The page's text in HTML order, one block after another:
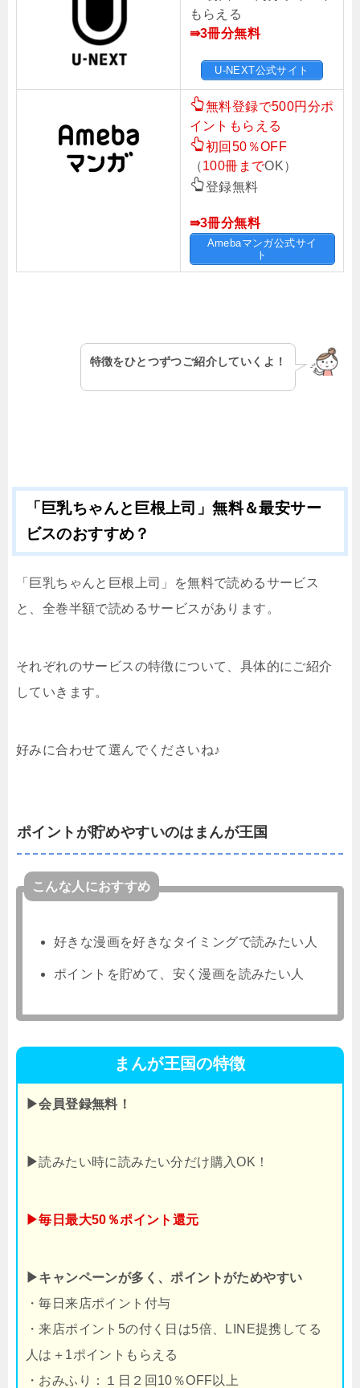
もらえる
⇛3冊分無料
U-NEXT公式サイト
無料登録で500円分ポ
イントもらえる
初回50％OFF
（100冊までOK）
登録無料
⇛3冊分無料
Amebaマンガ公式サイ
ト
特徴をひとつずつご紹介していくよ！
「巨乳ちゃんと巨根上司」無料＆最安サー
ビスのおすすめ？
「巨乳ちゃんと巨根上司」を無料で読めるサービス
と、全巻半額で読めるサービスがあります。
それぞれのサービスの特徴について、具体的にご紹介
していきます。
好みに合わせて選んでくださいね♪
ポイントが貯めやすいのはまんが王国
こんな人におすすめ
好きな漫画を好きなタイミングで読みたい人
ポイントを貯めて、安く漫画を読みたい人
まんが王国の特徴
▶会員登録無料！
▶読みたい時に読みたい分だけ購入OK！
▶毎日最大50％ポイント還元
▶キャンペーンが多く、ポイントがためやすい
・毎日来店ポイント付与
・来店ポイント5の付く日は5倍、LINE提携してる
人は＋1ポイントもらえる
・おみふり：１日２回10％OFF以上